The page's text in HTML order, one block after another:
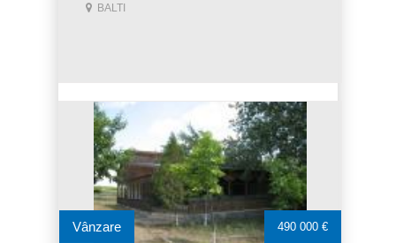
BALTI
Vânzare 490 000 €